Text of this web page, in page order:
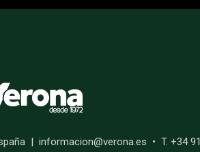
| informacion@verona.es • T. +34